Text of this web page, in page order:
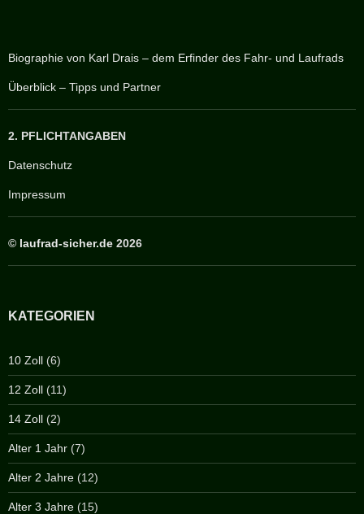
Biographie von Karl Drais – dem Erfinder des Fahr- und Laufrads
Überblick – Tipps und Partner
2. PFLICHTANGABEN
Datenschutz
Impressum
© laufrad-sicher.de 2026
KATEGORIEN
10 Zoll (6)
12 Zoll (11)
14 Zoll (2)
Alter 1 Jahr (7)
Alter 2 Jahre (12)
Alter 3 Jahre (15)